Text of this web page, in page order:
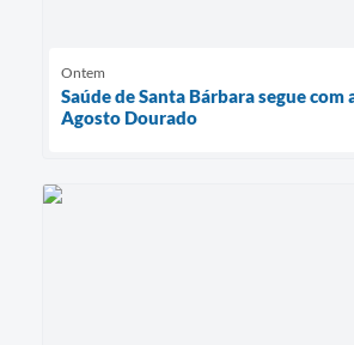
Ontem
Saúde de Santa Bárbara segue com
Agosto Dourado